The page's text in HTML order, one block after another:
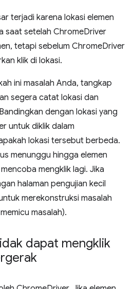
terjadi karena lokasi elemen
saat setelah ChromeDriver
tetapi sebelum ChromeDriver
klik di lokasi.
ini masalah Anda, tangkap
segera catat lokasi dan
dengan lokasi yang
untuk diklik dalam
lokasi tersebut berbeda.
menunggu hingga elemen
mengklik lagi. Jika
halaman pengujian kecil
merekonstruksi masalah
masalah).
dapat mengklik